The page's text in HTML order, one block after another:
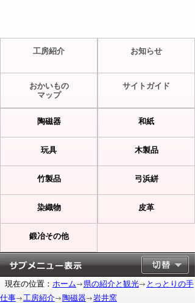
工房紹介 お知らせ
おかいもの
マップ
サイトガイド
陶磁器 和紙
玩具 木製品
竹製品 弓浜絣
染織物 皮革
鍛冶その他
現在の位置： ホーム 県の紹介と観光
とっとりの手
仕事
工房紹介 陶磁器 岩井窯